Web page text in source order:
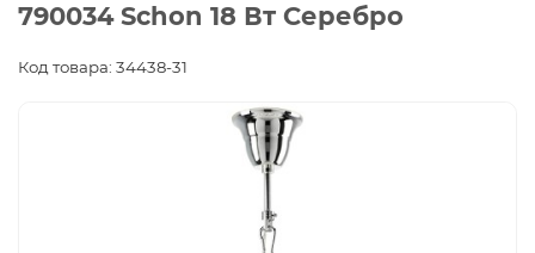
790034 Schon 18 Вт Серебро
Код товара: 34438-31